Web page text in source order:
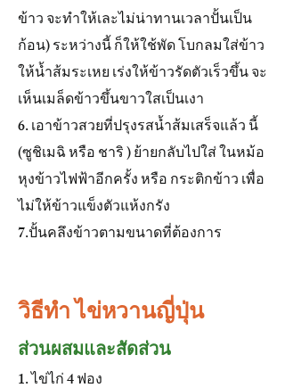
ข้าว จะทำให้เละไม่น่าทานเวลาปั้นเป็น
ก้อน) ระหว่างนี้ ก็ให้ใช้พัด โบกลมใส่ข้าว
ให้น้ำส้มระเหย เร่งให้ข้าวรัดตัวเร็วขึ้น จะ
เห็นเมล็ดข้าวขึ้นขาวใสเป็นเงา
6. เอาข้าวสวยที่ปรุงรสน้ำส้มเสร็จแล้ว นี้
(ซูชิเมฉิ หรือ ชาริ ) ย้ายกลับไปใส่ ในหม้อ
หุงข้าวไฟฟ้าอีกครั้ง หรือ กระติกข้าว เพื่อ
ไม่ให้ข้าวแข็งตัวแห้งกรัง
7.ปั้นคลึงข้าวตามขนาดที่ต้องการ
วิธีทำ ไข่หวานญี่ปุ่น
ส่วนผสมและสัดส่วน
1. ไข่ไก่ 4 ฟอง